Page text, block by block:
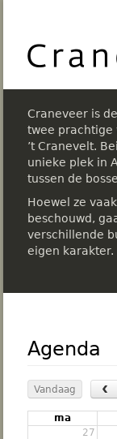
Craneveer is
twee prachtige
’t Cranevelt.
unieke plek in
tussen de
Hoewel ze
beschouwd,
verschillende
eigen karakter.
Agenda
Vandaag ‹
ma
27